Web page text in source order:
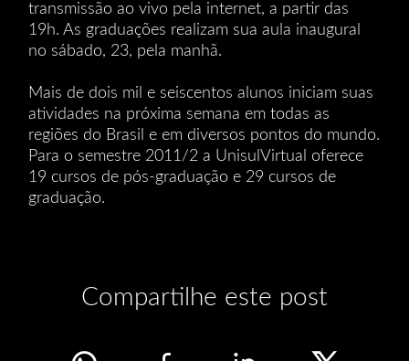
transmissão ao vivo pela internet, a partir das
19h. As graduações realizam sua aula inaugural
no sábado, 23, pela manhã.
Mais de dois mil e seiscentos alunos iniciam suas
atividades na próxima semana em todas as
regiões do Brasil e em diversos pontos do mundo.
Para o semestre 2011/2 a UnisulVirtual oferece
19 cursos de pós-graduação e 29 cursos de
graduação.
Compartilhe este post